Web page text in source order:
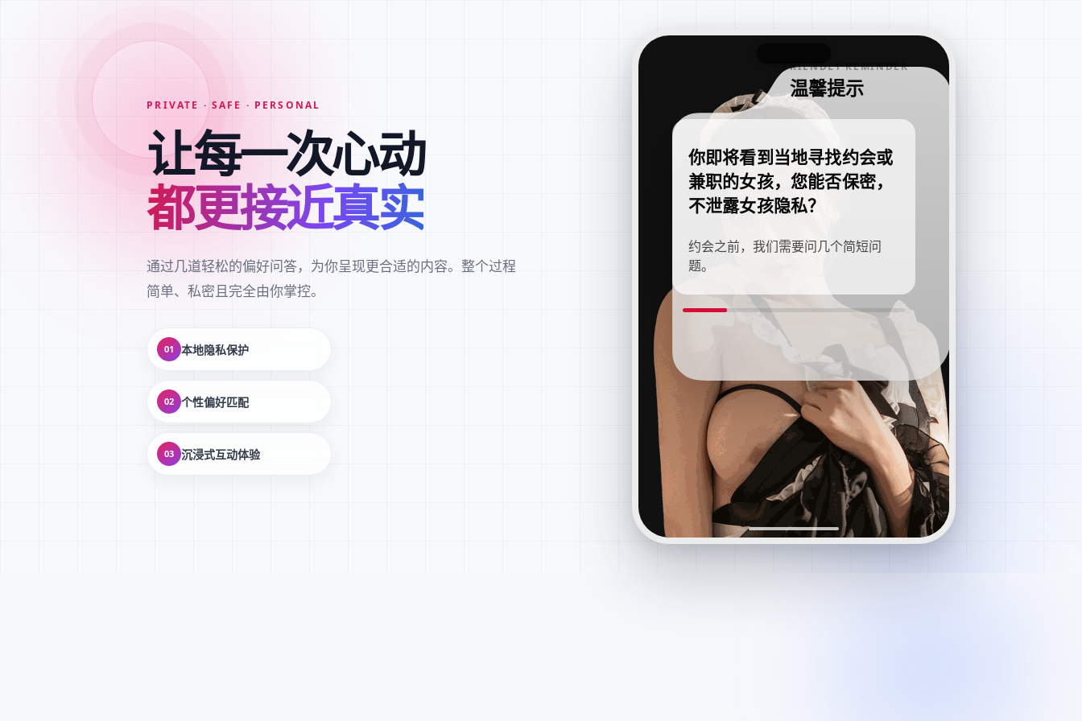
PRIVATE · SAFE · PERSONAL
让每一次心动
都更接近真实
通过几道轻松的偏好问答，为你呈现更合适的内容。整个过程
简单、私密且完全由你掌控。
01 本地隐私保护
02 个性偏好匹配
03 沉浸式互动体验
FRIENDLY REMINDER
温馨提示
你即将看到当地寻找约会或
兼职的女孩，您能否保密，
不泄露女孩隐私？
约会之前，我们需要问几个简短问
题。